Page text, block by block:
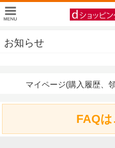
お知らせ
マイページ(購入履歴、
FAQ